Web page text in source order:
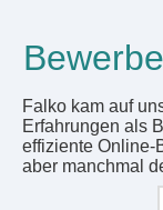
Falko kam auf
Erfahrungen als
effiziente Online-
aber manchmal